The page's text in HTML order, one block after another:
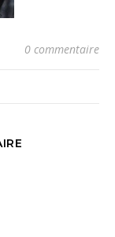
0 commentaire